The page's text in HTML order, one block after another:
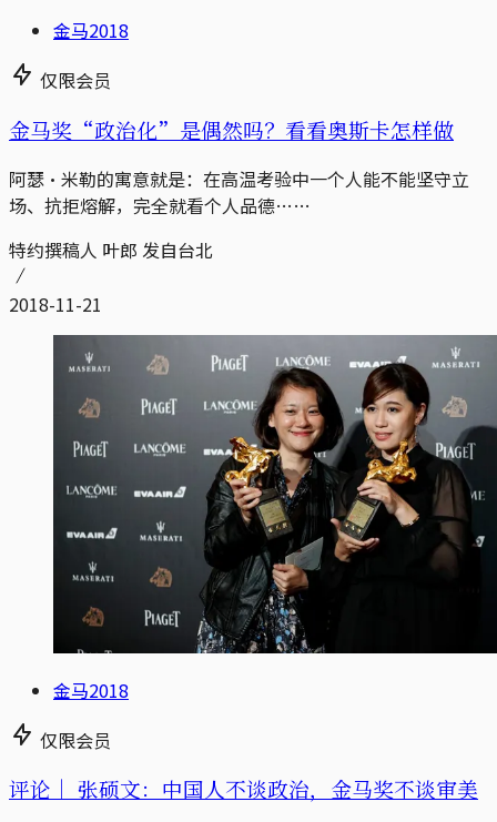
金马2018
仅限会员
金马奖“政治化”是偶然吗？看看奥斯卡怎样做
阿瑟·米勒的寓意就是：在高温考验中一个人能不能坚守立
场、抗拒熔解，完全就看个人品德……
特约撰稿人 叶郎 发自台北
2018-11-21
金马2018
仅限会员
评论｜ 张硕文：中国人不谈政治，金马奖不谈审美